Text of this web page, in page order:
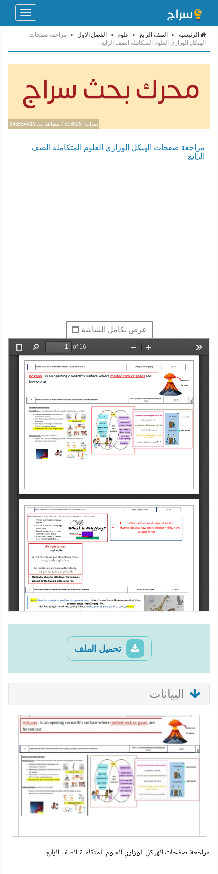
Toggle
الرئيسية » الصف الرابع » علوم » الفصل الاول » مراجعة صفحات
الهيكل الوزاري العلوم المتكاملة الصف الرابع
نقرات: 616825 / مشاهدات: 345554419
مراجعة صفحات الهيكل الوزاري العلوم المتكاملة الصف
الرابع
عرض بكامل الشاشة
تحميل الملف
البيانات
مراجعة صفحات الهيكل الوزاري العلوم المتكاملة الصف الرابع